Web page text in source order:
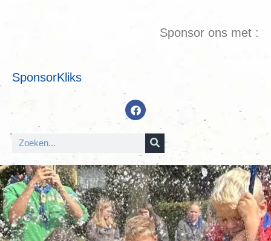
Sponsor ons met :
SponsorKliks